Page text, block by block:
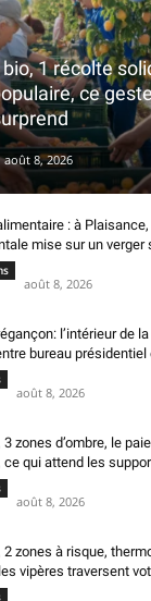
1 récolte
ce
août 8, 2026
: à
mise sur un verger
août 8, 2026
l’intérieur de
bureau présidentiel
août 8, 2026
zones d’ombre, le
qui attend les
août 8, 2026
2 zones à risque,
vipères traversent